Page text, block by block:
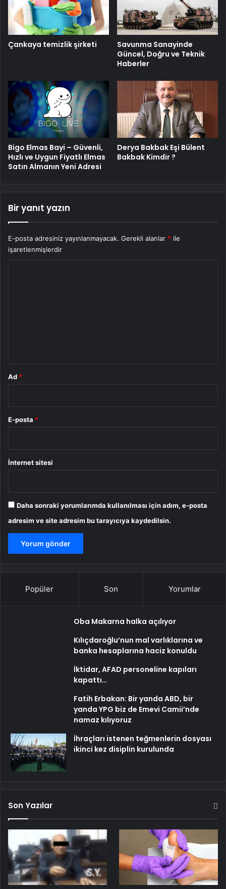
Çankaya temizlik şirketi
Savunma Sanayinde
Güncel, Doğru ve Teknik
Haberler
Bigo Elmas Bayi – Güvenli,
Hızlı ve Uygun Fiyatlı Elmas
Satın Almanın Yeni Adresi
Derya Bakbak Eşi Bülent
Bakbak Kimdir ?
Bir yanıt yazın
E-posta adresiniz yayınlanmayacak. Gerekli alanlar * ile
işaretlenmişlerdir
Ad *
E-posta *
İnternet sitesi
Daha sonraki yorumlarımda kullanılması için adım, e-posta
adresim ve site adresim bu tarayıcıya kaydedilsin.
Popüler Son Yorumlar
Oba Makarna halka açılıyor
Kılıçdaroğlu’nun mal varlıklarına ve
banka hesaplarına haciz konuldu
İktidar, AFAD personeline kapıları
kapattı…
Fatih Erbakan: Bir yanda ABD, bir
yanda YPG biz de Emevi Camii’nde
namaz kılıyoruz
İhraçları istenen teğmenlerin dosyası
ikinci kez disiplin kurulunda
Son Yazılar